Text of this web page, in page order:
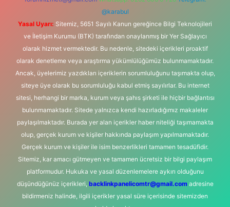
@karabul
Yasal Uyarı: Sitemiz, 5651 Sayılı Kanun gereğince Bilgi Teknolojileri
ve İletişim Kurumu (BTK) tarafından onaylanmış bir Yer Sağlayıcı
olarak hizmet vermektedir. Bu nedenle, sitedeki içerikleri proaktif
olarak denetleme veya araştırma yükümlülüğümüz bulunmamaktadır.
Ancak, üyelerimiz yazdıkları içeriklerin sorumluluğunu taşımakta olup,
siteye üye olarak bu sorumluluğu kabul etmiş sayılırlar. Bu internet
sitesi, herhangi bir marka, kurum veya şahıs şirketi ile hiçbir bağlantısı
bulunmamaktadır. Sitede yalnızca kendi hazırladığımız makaleler
paylaşılmaktadır. Burada yer alan içerikler haber niteliği taşımamakta
olup, gerçek kurum ve kişiler hakkında paylaşım yapılmamaktadır.
Gerçek kurum ve kişiler ile isim benzerlikleri tamamen tesadüfidir.
Sitemiz, kar amacı gütmeyen ve tamamen ücretsiz bir bilgi paylaşım
platformudur. Hukuka ve yasal düzenlemelere aykırı olduğunu
düşündüğünüz içerikleri, backlinkpanelicomtr@gmail.comadresine
bildirmeniz halinde, ilgili içerikler yasal süre içerisinde sitemizden